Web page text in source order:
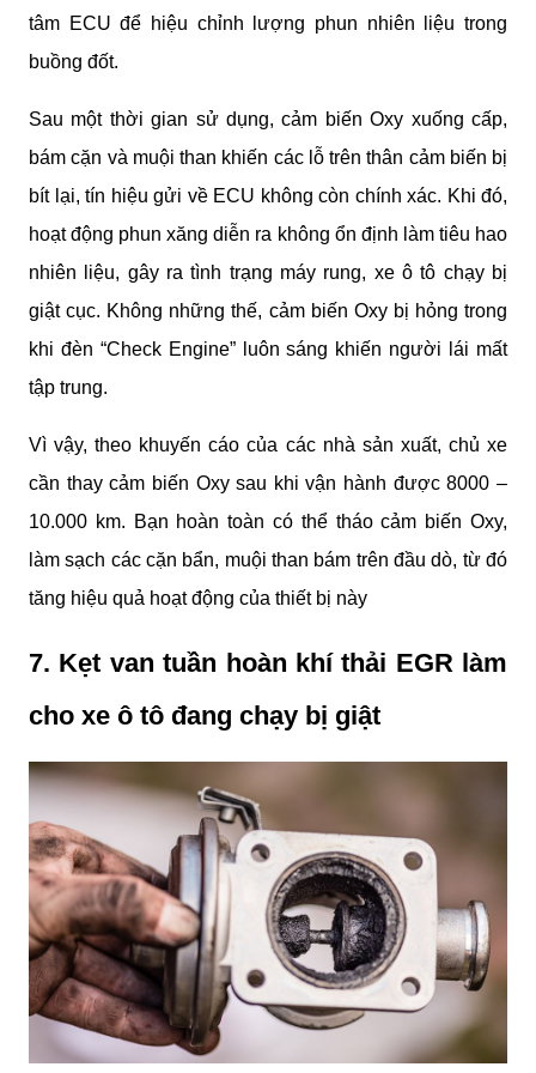
tâm ECU để hiệu chỉnh lượng phun nhiên liệu trong
buồng đốt.
Sau một thời gian sử dụng, cảm biến Oxy xuống cấp,
bám cặn và muội than khiến các lỗ trên thân cảm biến bị
bít lại, tín hiệu gửi về ECU không còn chính xác. Khi đó,
hoạt động phun xăng diễn ra không ổn định làm tiêu hao
nhiên liệu, gây ra tình trạng máy rung, xe ô tô chạy bị
giật cục. Không những thế, cảm biến Oxy bị hỏng trong
khi đèn “Check Engine” luôn sáng khiến người lái mất
tập trung.
Vì vậy, theo khuyến cáo của các nhà sản xuất, chủ xe
cần thay cảm biến Oxy sau khi vận hành được 8000 –
10.000 km. Bạn hoàn toàn có thể tháo cảm biến Oxy,
làm sạch các cặn bẩn, muội than bám trên đầu dò, từ đó
tăng hiệu quả hoạt động của thiết bị này
7. Kẹt van tuần hoàn khí thải EGR làm
cho xe ô tô đang chạy bị giật